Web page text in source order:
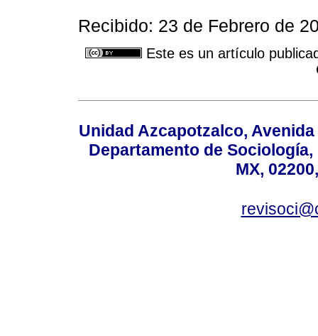
Recibido: 23 de Febrero de
Este es un artículo
Unidad Azcapotzalco,
Departamento de
MX,